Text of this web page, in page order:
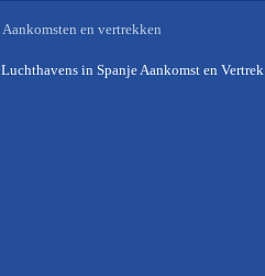
Aankomsten en vertrekken
Luchthavens in Spanje Aankomst en Vertrek